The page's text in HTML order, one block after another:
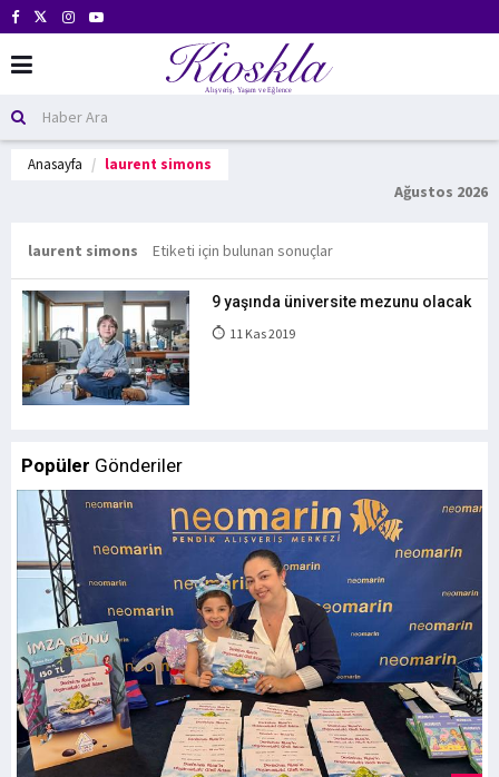
Anasayfa laurent simons
Ağustos 2026
laurent simons Etiketi için bulunan sonuçlar
9 yaşında üniversite mezunu olacak
11 Kas 2019
Popüler Gönderiler